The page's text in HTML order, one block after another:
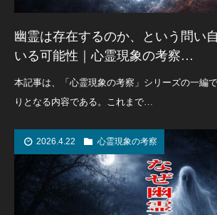
幽霊は存在するのか、という問い
いる可能性｜心霊現象の考察…
本記事は、「心霊現象の考察」シリーズの一編
りとなる内容である。これまで…
2026.4.22 心霊現象の考察